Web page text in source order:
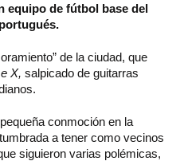
equipo de fútbol base del
de la ciudad, que
X, salpicado de guitarras
conmoción en la
a tener como vecinos
siguieron varias polémicas,